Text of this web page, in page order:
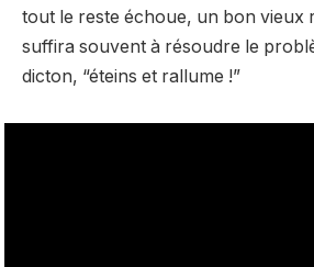
tout le reste échoue, un bon vieux
suffira souvent à résoudre le
dicton, “éteins et rallume !”